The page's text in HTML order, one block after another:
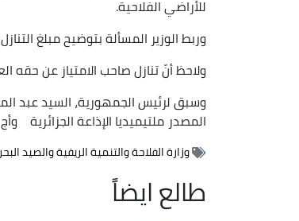
للأراضي الفلاحية.
وربط الوزير المسألة بتوضيح مبلغ
ولاحظ أنّ تنازل صاحب الامتياز عن حقه
وسبق لرئيس الجمهورية، السيد عبد
المصدر ملتيميديا الإذاعة الجزائرية وأج
وزارة الفلاحة والتنمية الريفية والصيد
طالع ايضاً